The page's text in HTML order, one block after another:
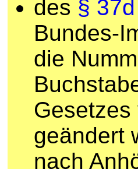
des § 37d
Bundes-
die
geändert
nach